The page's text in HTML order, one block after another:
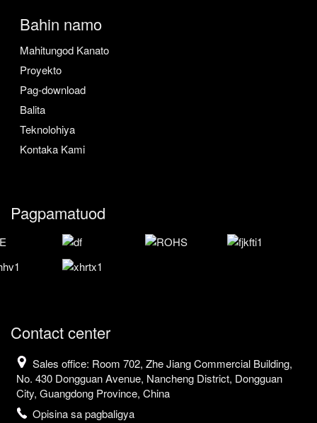
Bahin namo
Mahitungod Kanato
Proyekto
Pag-download
Balita
Teknolohiya
Kontaka Kami
Pagpamatuod
Contact center
Sales office: Room 702, Zhe Jiang Commercial Building,
No. 430 Dongguan Avenue, Nancheng District, Dongguan
City, Guangdong Province, China
Opisina sa pagbaligya